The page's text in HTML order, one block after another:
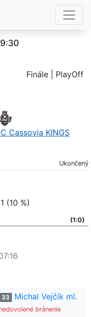
Finále | PlayOff
Cassovia KINGS
Ukončený
(10 %)
(1:0)
33 Michal Vejčík ml.
nedovolené bránenie